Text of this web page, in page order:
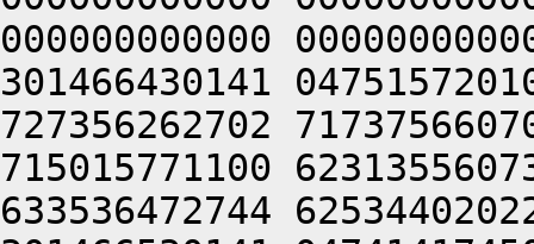
000000000000
301466430141
727356262702
715015771100
633536472744